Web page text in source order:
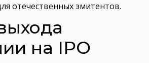
отечественных эмитентов.
на IPO